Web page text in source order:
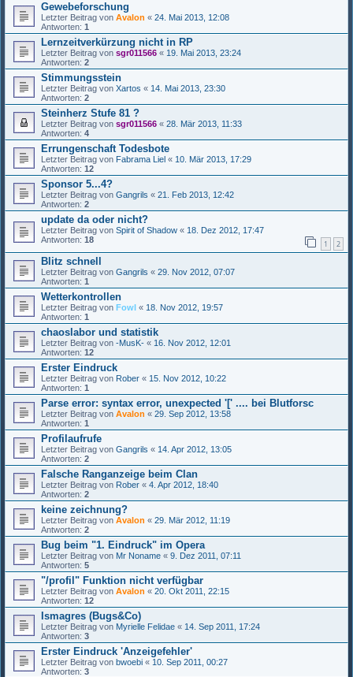
Gewebeforschung
Letzter Beitrag von Avalon « 24. Mai 2013, 12:08
Antworten: 1
Lernzeitverkürzung nicht in RP
Letzter Beitrag von sgr011566 « 19. Mai 2013, 23:24
Antworten: 2
Stimmungsstein
Letzter Beitrag von Xartos « 14. Mai 2013, 23:30
Antworten: 2
Steinherz Stufe 81 ?
Letzter Beitrag von sgr011566 « 28. Mär 2013, 11:33
Antworten: 4
Errungenschaft Todesbote
Letzter Beitrag von Fabrama Liel « 10. Mär 2013, 17:29
Antworten: 12
Sponsor 5...4?
Letzter Beitrag von Gangrils « 21. Feb 2013, 12:42
Antworten: 2
update da oder nicht?
Letzter Beitrag von Spirit of Shadow « 18. Dez 2012, 17:47
Antworten: 18 1 2
Blitz schnell
Letzter Beitrag von Gangrils « 29. Nov 2012, 07:07
Antworten: 1
Wetterkontrollen
Letzter Beitrag von Fowl « 18. Nov 2012, 19:57
Antworten: 1
chaoslabor und statistik
Letzter Beitrag von -MusK- « 16. Nov 2012, 12:01
Antworten: 12
Erster Eindruck
Letzter Beitrag von Rober « 15. Nov 2012, 10:22
Antworten: 1
Parse error: syntax error, unexpected '[' .... bei Blutforsc
Letzter Beitrag von Avalon « 29. Sep 2012, 13:58
Antworten: 1
Profilaufrufe
Letzter Beitrag von Gangrils « 14. Apr 2012, 13:05
Antworten: 2
Falsche Ranganzeige beim Clan
Letzter Beitrag von Rober « 4. Apr 2012, 18:40
Antworten: 2
keine zeichnung?
Letzter Beitrag von Avalon « 29. Mär 2012, 11:19
Antworten: 2
Bug beim "1. Eindruck" im Opera
Letzter Beitrag von Mr Noname « 9. Dez 2011, 07:11
Antworten: 5
"/profil" Funktion nicht verfügbar
Letzter Beitrag von Avalon « 20. Okt 2011, 22:15
Antworten: 12
Ismagres (Bugs&Co)
Letzter Beitrag von Myrielle Felidae « 14. Sep 2011, 17:24
Antworten: 3
Erster Eindruck 'Anzeigefehler'
Letzter Beitrag von bwoebi « 10. Sep 2011, 00:27
Antworten: 3